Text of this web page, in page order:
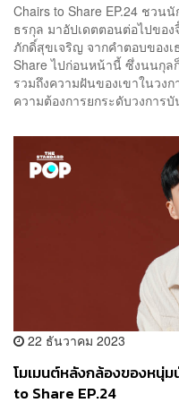
Chairs to Share EP.24 ชว
ธรกุล มาอัปเดตตอนต่อไปขอ
ภักดิ์สุขเจริญ จากคำตอบของเ
Share ไปก่อนหน้านี้ ซึ่งนนกุลก็
รวมถึงความฝันของเขาในวง
ความต้องการยกระดับวงการ
22 ธันวาคม 2023
โมเมนต์หลังกล้องของหนุ่
to Share EP.24